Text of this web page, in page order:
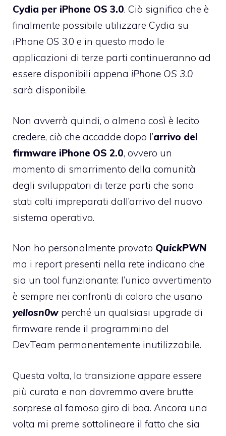
Cydia per iPhone OS 3.0. Ciò significa che è
finalmente possibile utilizzare Cydia su
iPhone OS 3.0 e in questo modo le
applicazioni di terze parti continueranno ad
essere disponibili appena iPhone OS 3.0
sarà disponibile.
Non avverrà quindi, o almeno così è lecito
credere, ciò che accadde dopo l’arrivo del
firmware iPhone OS 2.0, ovvero un
momento di smarrimento della comunità
degli sviluppatori di terze parti che sono
stati colti impreparati dall’arrivo del nuovo
sistema operativo.
Non ho personalmente provato QuickPWN
ma i report presenti nella rete indicano che
sia un tool funzionante: l’unico avvertimento
è sempre nei confronti di coloro che usano
yellosn0wperché un qualsiasi upgrade di
firmware rende il programmino del
DevTeam permanentemente inutilizzabile.
Questa volta, la transizione appare essere
più curata e non dovremmo avere brutte
sorprese al famoso giro di boa. Ancora una
volta mi preme sottolineare il fatto che sia